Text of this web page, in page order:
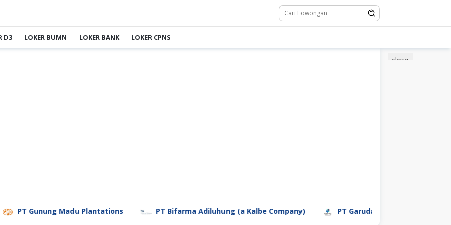
D3 LOKER BUMN LOKER BANK LOKER CPNS
close
Madu Plantations PT Bifarma Adiluhung (a Kalbe Company) PT Garuda Daya Pratama Sejahtera